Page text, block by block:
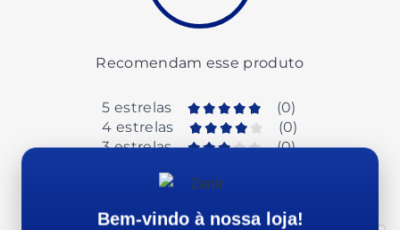
Bem-vindo à nossa loja!
Recomendam esse produto
5 estrelas (0)
4 estrelas
(0)
3 estrelas
(0)
1 estrelas